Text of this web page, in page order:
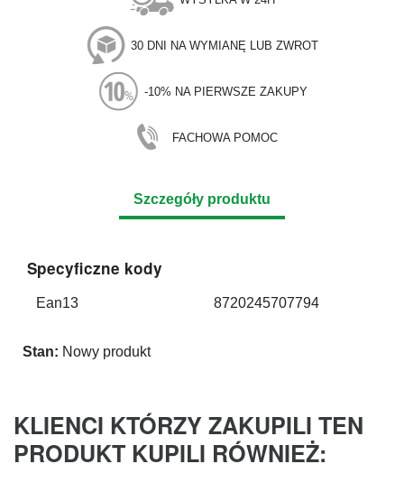
30 DNI NA WYMIANĘ LUB ZWROT
-10% NA PIERWSZE ZAKUPY
FACHOWA POMOC
Szczegóły produktu
Specyficzne kody
Ean13 8720245707794
Stan: Nowy produkt
KLIENCI KTÓRZY ZAKUPILI TEN
PRODUKT KUPILI RÓWNIEŻ: